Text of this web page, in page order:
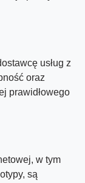
usług z
oraz
prawidłowego
w tym
są